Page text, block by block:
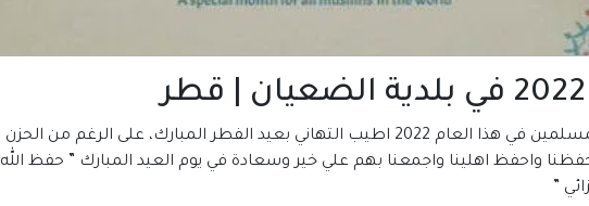
المكتبة العربية للكتب تتمني لكم ولجميع المسلمين في هذا العام 2022 اطيب التهاني بعيد
واحفظ اهلينا واجمعنا بهم علي خير وسعادة في يوم العيد المبارك ” حفظ
”